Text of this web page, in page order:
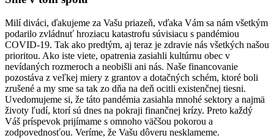
Milí diváci, ďakujeme za Vašu priazeň, vďaka Vám sa nám všetkým
podarilo zvládnuť hroziacu katastrofu súvisiacu s pandémiou
COVID-19. Tak ako predtým, aj teraz je zdravie nás všetkých našou
prioritou. Ako iste viete, opatrenia zasiahli kultúrnu obec v
nevídaných rozmeroch a neobišli ani nás. Naše financovanie
pozostáva z veľkej miery z grantov a dotačných schém, ktoré boli
zrušené a my sme sa tak zo dňa na deň ocitli existenčnej tiesni.
Uvedomujeme si, že táto pandémia zasiahla mnohé sektory a najmä
životy ľudí, ktorí sú dnes na pokraji finančnej krízy. Preto každý
Váš príspevok prijímame s omnoho väčšou pokorou a
zodpovednosťou. Veríme, že Vašu dôveru nesklameme.